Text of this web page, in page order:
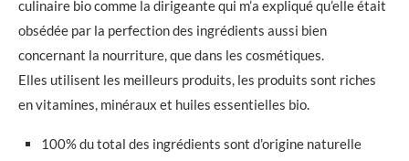
culinaire bio comme la dirigeante qui m’a expliqué qu’elle était
obsédée par la perfection des ingrédients aussi bien
concernant la nourriture, que dans les cosmétiques.
Elles utilisent les meilleurs produits, les produits sont riches
en vitamines, minéraux et huiles essentielles bio.
100% du total des ingrédients sont d’origine naturelle